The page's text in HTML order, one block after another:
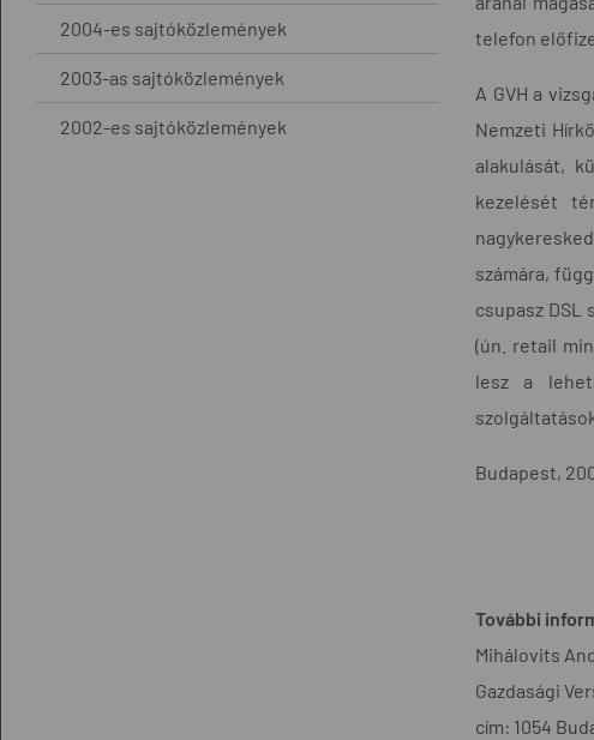
2004-es sajtóközlemények
2003-as sajtóközlemények
2002-es sajtóközlemények
telefon
A GVH a
Nemzeti
alakulását,
kezelését
számára,
csupasz
(ún. retail
lesz a
Budapest,
További
Mihálovits
Gazdasági
cím: 1054